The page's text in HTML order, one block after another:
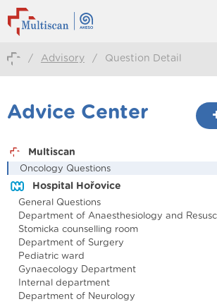
/ Advisory / Question Detail
Advice Center
Multiscan
Oncology Questions
Hospital Hořovice
General Questions
Department of Anaesthesiology and
Stomicka counselling room
Department of Surgery
Pediatric ward
Gynaecology Department
Internal department
Department of Neurology